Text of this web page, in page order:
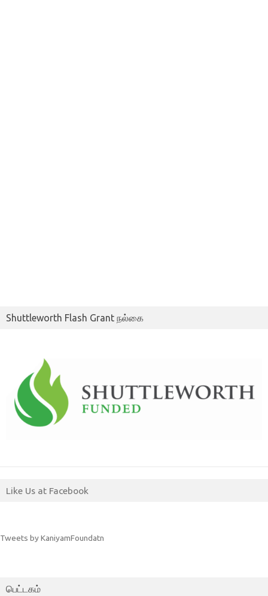
Shuttleworth Flash Grant நல்கை
Like Us at Facebook
Tweets by KaniyamFoundatn
பெட்டகம்